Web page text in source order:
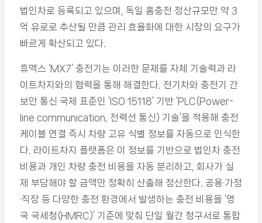
법인차로 등록되고 있으며, 독일 홈충전 정산규모만 약 3
억 유로로 추산될 만큼 관리 효율화에 대한 시장의 요구가
빠르게 확산되고 있다.
휴맥스 ‘MX7’ 충전기는 이러한 문제를 자체 기술력과 라
이트차지와의 협력을 통해 해결한다. 전기차와 충전기 간
보안 통신 국제 표준인 ‘ISO 15118’ 기반 ‘PLC(Power-
line communication, 전력선 통신) 기술’을 적용해 충전
케이블 연결 즉시 차량 고유 식별 정보를 자동으로 인식한
다. 라이트차지 플랫폼은 이 정보를 기반으로 법인차 충전
비용과 개인 차량 충전 비용을 자동 분리하고, 회사가 실
제 부담해야 할 금액만 정확히 산출해 정산한다. 공용·가정
·직장 등 다양한 충전 환경에서 발생하는 충전 비용을 ‘영
국 국세청(HMRC)’ 기준에 맞춰 단일 월간 청구서로 통합